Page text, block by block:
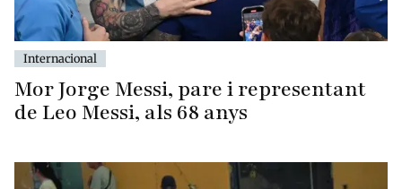
Internacional
Mor Jorge Messi, pare i representant
de Leo Messi, als 68 anys